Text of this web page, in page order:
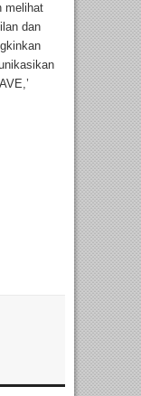
melihat
dan